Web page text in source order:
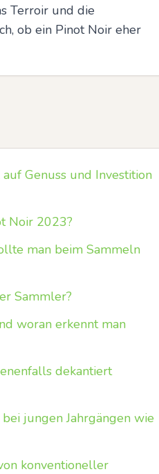
Terroir und die
ob ein Pinot Noir eher
Genuss und Investition
Noir 2023?
man beim Sammeln
Sammler?
woran erkennt man
dekantiert
jungen Jahrgängen wie
konventioneller